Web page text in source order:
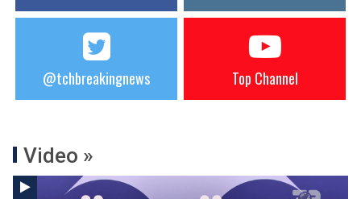
@tchbreakingnews Top Channel
Video »